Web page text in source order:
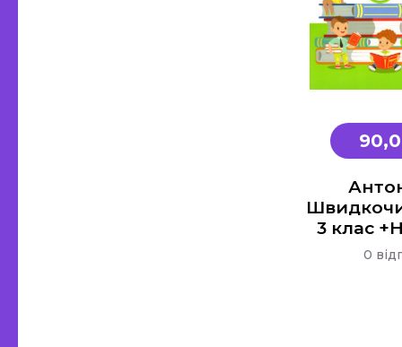
3 клас
0